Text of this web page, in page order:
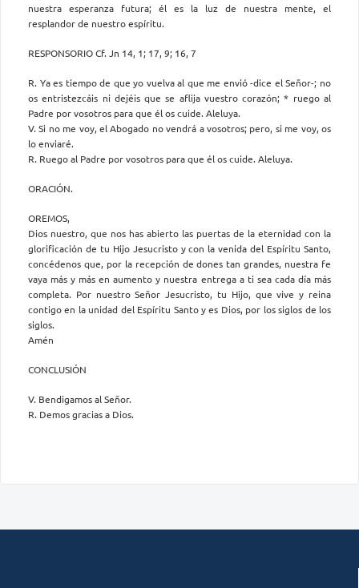
nuestra esperanza futura; él es la luz de nuestra mente, el
resplandor de nuestro espíritu.
RESPONSORIO Cf. Jn 14, 1; 17, 9; 16, 7
R. Ya es tiempo de que yo vuelva al que me envió -dice el Señor-; no
os entristezcáis ni dejéis que se aflija vuestro corazón; * ruego al
Padre por vosotros para que él os cuide. Aleluya.
V. Si no me voy, el Abogado no vendrá a vosotros; pero, si me voy, os
lo enviaré.
R. Ruego al Padre por vosotros para que él os cuide. Aleluya.
ORACIÓN.
OREMOS,
Dios nuestro, que nos has abierto las puertas de la eternidad con la
glorificación de tu Hijo Jesucristo y con la venida del Espíritu Santo,
concédenos que, por la recepción de dones tan grandes, nuestra fe
vaya más y más en aumento y nuestra entrega a ti sea cada día más
completa. Por nuestro Señor Jesucristo, tu Hijo, que vive y reina
contigo en la unidad del Espíritu Santo y es Dios, por los siglos de los
siglos.
Amén
CONCLUSIÓN
V. Bendigamos al Señor.
R. Demos gracias a Dios.